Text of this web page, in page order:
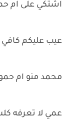
اشتكي على ام
عيب عليكم
محمد منو ام
عمي لا تعرفه